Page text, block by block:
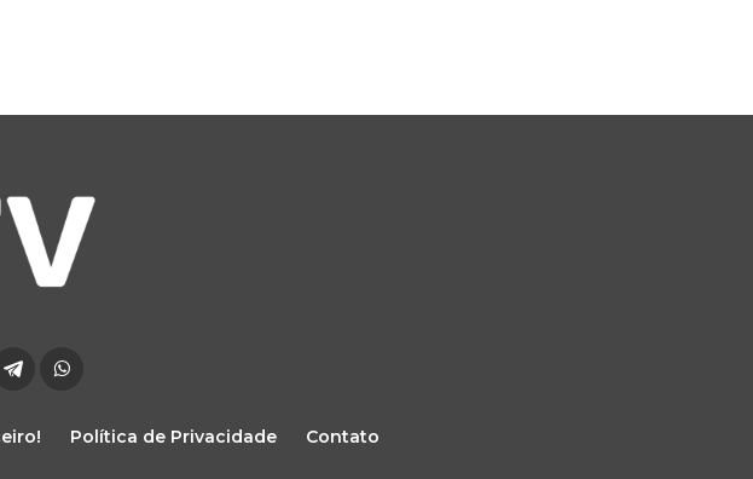
Política de Privacidade Contato